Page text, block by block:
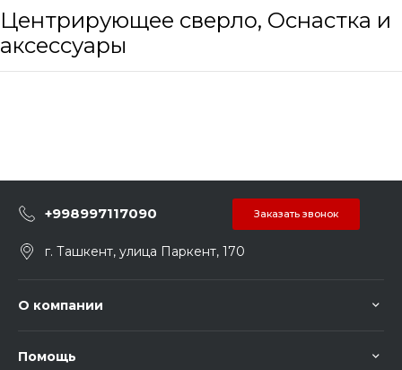
Центрирующее сверло, Оснастка и
аксессуары
+998997117090 Заказать звонок
г. Ташкент, улица Паркент, 170
О компании
Помощь